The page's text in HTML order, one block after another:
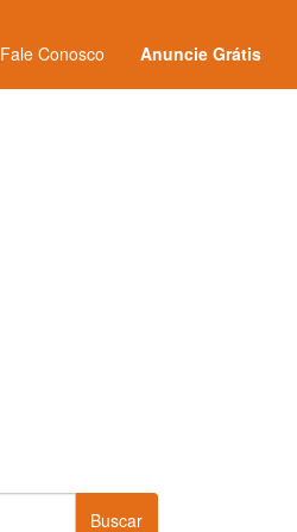
Fale Conosco Anuncie Grátis
Buscar